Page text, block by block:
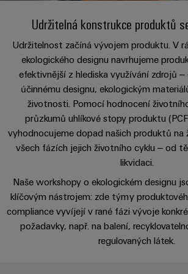
lze
Úprava
vody
a
čištění
odpadních
vod
Řešení
ochranu
vody
a
průmysl
odpadních
vod
PUSH IN
Stejnosměrné
mikrosítě
u-
OS
Edge
Computing
Průmyslové
Jednopárový
Ethernet
-
svorkovnice
PCB
Systémy
skříní
a
krabic
a jejich
příslušenství
a komponenty
pro
kabelové
vstupy
návrh
kabelu
službou
Fast
Delivery
Service
Poradenství
digitální
inženýrství
Poradenství
SpolečnostUdržitelnost
Dodržování
předpisů
Pobočky
Informace
pro
management
certifikáty
Orange
Mag
Prodej
Aktuálně
Newsletter
Webináře
Událost
Užitečné
Produktový
katalog
Webshop
A
IOT
GATEWAY,
PART
1
PŘEHLED
Kariéra
NAVŠTIVTE
PŘEHLED
Udržitelná konstrukce produktů
Udržitelnost začíná vývojem produktu. V
ekologického designu navrhujeme
efektivnější z hlediska využívání zdrojů
účinnému designu, ekologickým
životnosti. Pomocí hodnocení
průzkumů uhlíkové stopy produktu
vyhodnocujeme dopad našich produktů
všech fázích jejich životního cyklu – od
likvidaci.
Naše workshopy o ekologickém designu
klíčovým nástrojem: zde týmy
compliance vyvíjejí v rané fázi vývoje
požadavky, např. na balení,
regulovaných látek.